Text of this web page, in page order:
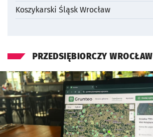
Koszykarski Śląsk Wrocław
PRZEDSIĘBIORCZY WROCŁAW